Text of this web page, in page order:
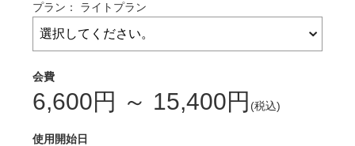
プラン： ライトプラン
6,600円 ～ 15,400円
使用開始日